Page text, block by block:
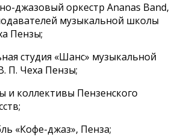
джазовый оркестр Ananas Band,
музыкальной школы
Пензы;
студия «Шанс» музыкальной
П. Чеха Пензы;
и коллективы Пензенского
«Кофе-джаз», Пенза;